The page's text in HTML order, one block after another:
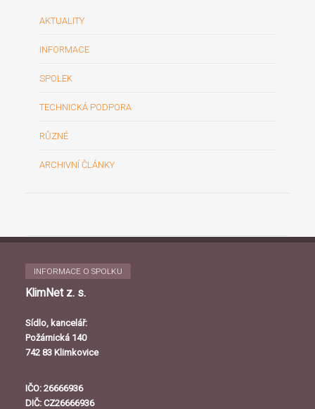
AKTUALITY
INFORMACE
SPOLEK
TECHNICKÁ PODPORA
RŮZNÉ
ARCHIVNÍ ČLÁNKY
INFORMACE O SPOLKU
KlimNet z. s.
Sídlo, kancelář:
Požárnická 140
742 83 Klimkovice
IČO: 26666936
DIČ: CZ26666936